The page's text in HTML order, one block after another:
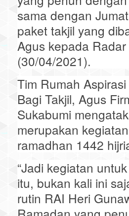
sama dengan
paket takjil yang
Agus kepada
(30/04/2021).
Tim Rumah
Bagi Takjil, Agus
Sukabumi
merupakan
ramadhan 1442
“Jadi kegiatan
itu, bukan kali ini
rutin RAI Heri